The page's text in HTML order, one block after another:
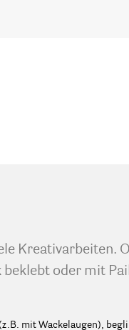
Kreativarbeiten.
oder mit
mit Wackelaugen),